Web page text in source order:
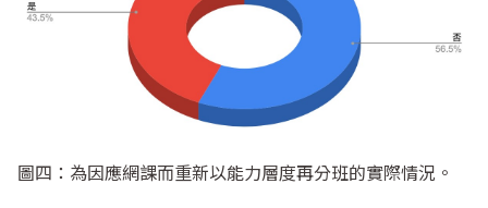
圖四：為因應網課而重新以能力層度再分班的實際情況。